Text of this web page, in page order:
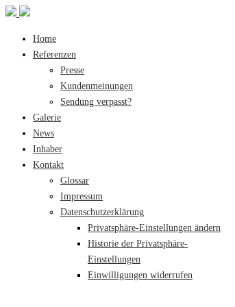
Home
Referenzen
Presse
Kundenmeinungen
Sendung verpasst?
Galerie
News
Inhaber
Kontakt
Glossar
Impressum
Datenschutzerklärung
Privatsphäre-Einstellungen ändern
Historie der Privatsphäre-
Einstellungen
Einwilligungen widerrufen